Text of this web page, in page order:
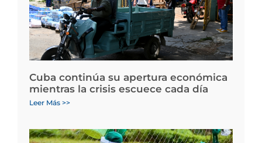
Cuba continúa su apertura económica
mientras la crisis escuece cada día
Leer Más >>